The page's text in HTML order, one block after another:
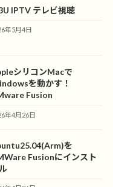
IPTV テレビ視聴
年5月4日
シリコンMacで
を動かす！
Fusion
年4月26日
を
Fusionにインスト